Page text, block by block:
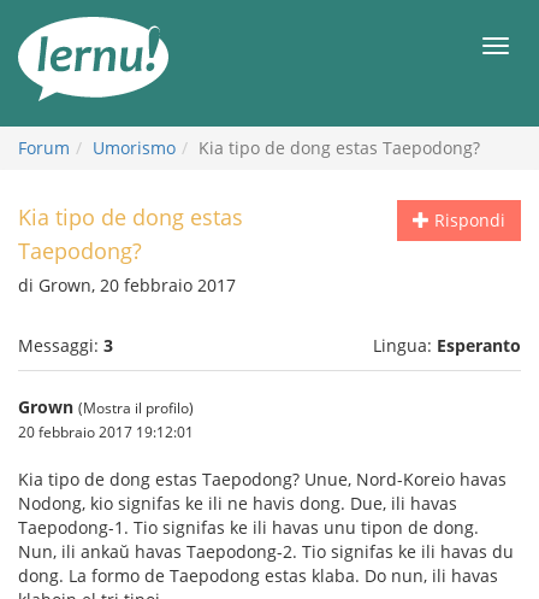
all’indice
Forum Umorismo Kia tipo de dong estas Taepodong?
Rispondi
Kia tipo de dong estas
Taepodong?
di Grown, 20 febbraio 2017
Messaggi: 3 Lingua: Esperanto
Grown (Mostra il profilo)
20 febbraio 2017 19:12:01
Kia tipo de dong estas Taepodong? Unue, Nord-Koreio havas
Nodong, kio signifas ke ili ne havis dong. Due, ili havas
Taepodong-1. Tio signifas ke ili havas unu tipon de dong.
Nun, ili ankaŭ havas Taepodong-2. Tio signifas ke ili havas du
dong. La formo de Taepodong estas klaba. Do nun, ili havas